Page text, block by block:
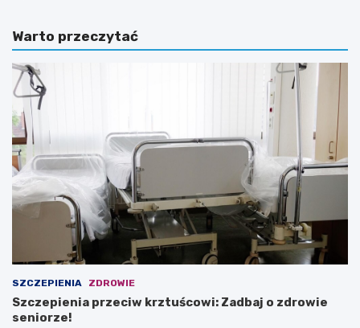
Warto przeczytać
SZCZEPIENIA ZDROWIE
Szczepienia przeciw krztuścowi: Zadbaj o zdrowie
seniorze!